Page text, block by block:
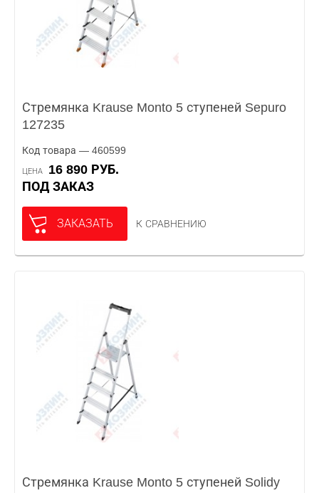
Стремянка Krause Monto 5 ступеней Sepuro
127235
Код товара — 460599
ЦЕНА
16 890 РУБ.
ПОД ЗАКАЗ
ЗАКАЗАТЬ К СРАВНЕНИЮ
Стремянка Krause Monto 5 ступеней Solidy